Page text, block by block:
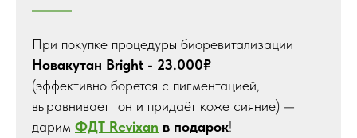
При покупке процедуры биоревитализации
Новакутан Bright - 23.000₽
(эффективно борется с пигментацией,
выравнивает тон и придаёт коже сияние) —
дарим ФДТ Revixan в подарок!